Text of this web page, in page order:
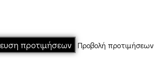
προτιμήσεων
Προβολή προτιμήσεων